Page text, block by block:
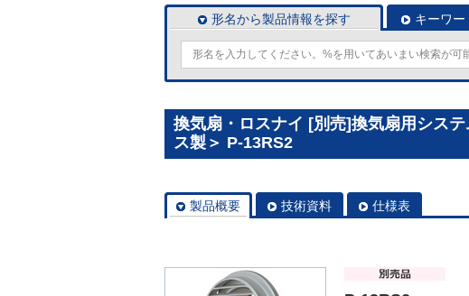
形名から製品情報を探す キーワ
換気扇・ロスナイ [別売]換気扇用シス
ス製＞ P-13RS2
製品概要 技術資料 仕様表